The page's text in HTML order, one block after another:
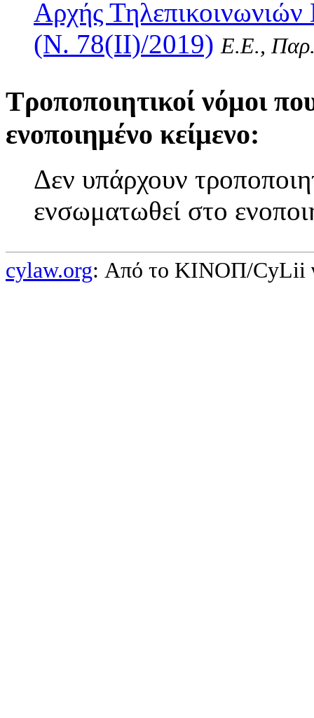
Αρχής
(Ν. 78(II)/2019) Ε.Ε.,
Τροποποιητικοί νόμοι
ενοποιημένο κείμενο:
Δεν υπάρχουν
ενσωματωθεί στο
cylaw.org: Από το ΚΙΝOΠ/CyLii